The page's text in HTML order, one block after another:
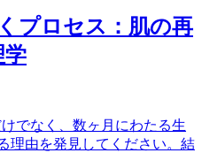
プロセス：肌の再
学
でなく、数ヶ月にわたる生
理由を発見してください。結